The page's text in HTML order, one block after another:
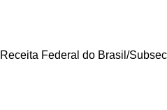
Federal do Brasil/